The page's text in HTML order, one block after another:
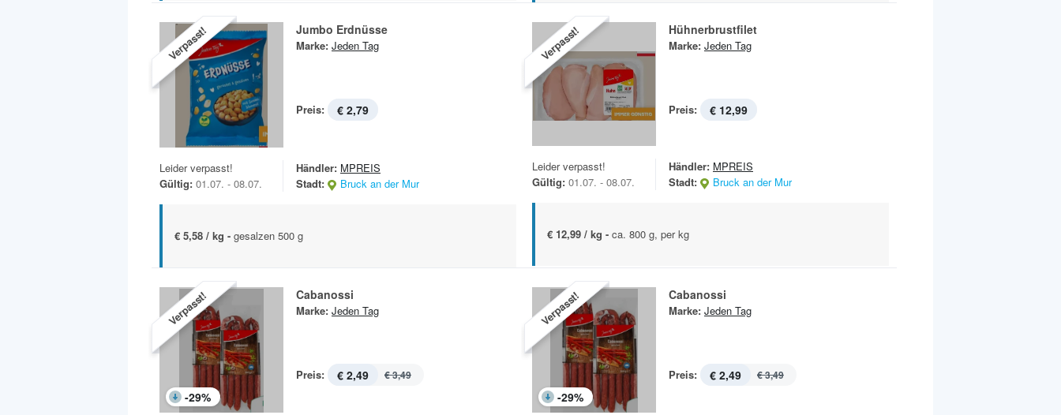
Verpasst! Jumbo Erdnüsse
Marke: Jeden Tag
Preis: € 2,79
Leider verpasst!
Gültig: 01.07. - 08.07.
Händler: MPREIS
Stadt:
Bruck an der Mur
€ 5,58 / kg - gesalzen 500 g
Verpasst! Hühnerbrustfilet
Marke: Jeden Tag
Preis: € 12,99
Leider verpasst!
Gültig: 01.07. - 08.07.
Händler: MPREIS
Stadt:
Bruck an der Mur
€ 12,99 / kg - ca. 800 g, per kg
Verpasst!
-29%
Cabanossi
Marke: Jeden Tag
Preis: € 2,49 € 3,49
Verpasst!
-29%
Cabanossi
Marke: Jeden Tag
Preis: € 2,49 € 3,49